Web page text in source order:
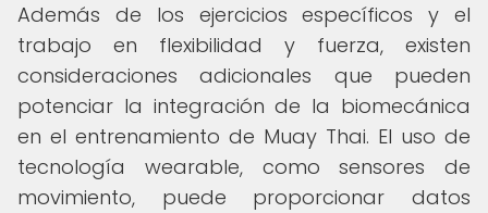
Además de los ejercicios específicos y el
trabajo en flexibilidad y fuerza, existen
consideraciones adicionales que pueden
potenciar la integración de la biomecánica
en el entrenamiento de Muay Thai. El uso de
tecnología wearable, como sensores de
movimiento, puede proporcionar datos